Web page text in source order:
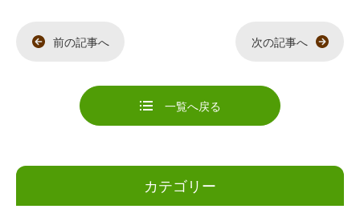
前の記事へ 次の記事へ
一覧へ戻る
カテゴリー